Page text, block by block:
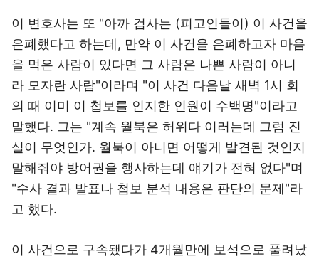
이 변호사는 또 "아까 검사는 (피고인들이) 이 사건을
은폐했다고 하는데, 만약 이 사건을 은폐하고자 마음
을 먹은 사람이 있다면 그 사람은 나쁜 사람이 아니
라 모자란 사람"이라며 "이 사건 다음날 새벽 1시 회
의 때 이미 이 첩보를 인지한 인원이 수백명"이라고
말했다. 그는 "계속 월북은 허위다 이러는데 그럼 진
실이 무엇인가. 월북이 아니면 어떻게 발견된 것인지
말해줘야 방어권을 행사하는데 얘기가 전혀 없다"며
"수사 결과 발표나 첩보 분석 내용은 판단의 문제"라
고 했다.
이 사건으로 구속됐다가 4개월만에 보석으로 풀려났